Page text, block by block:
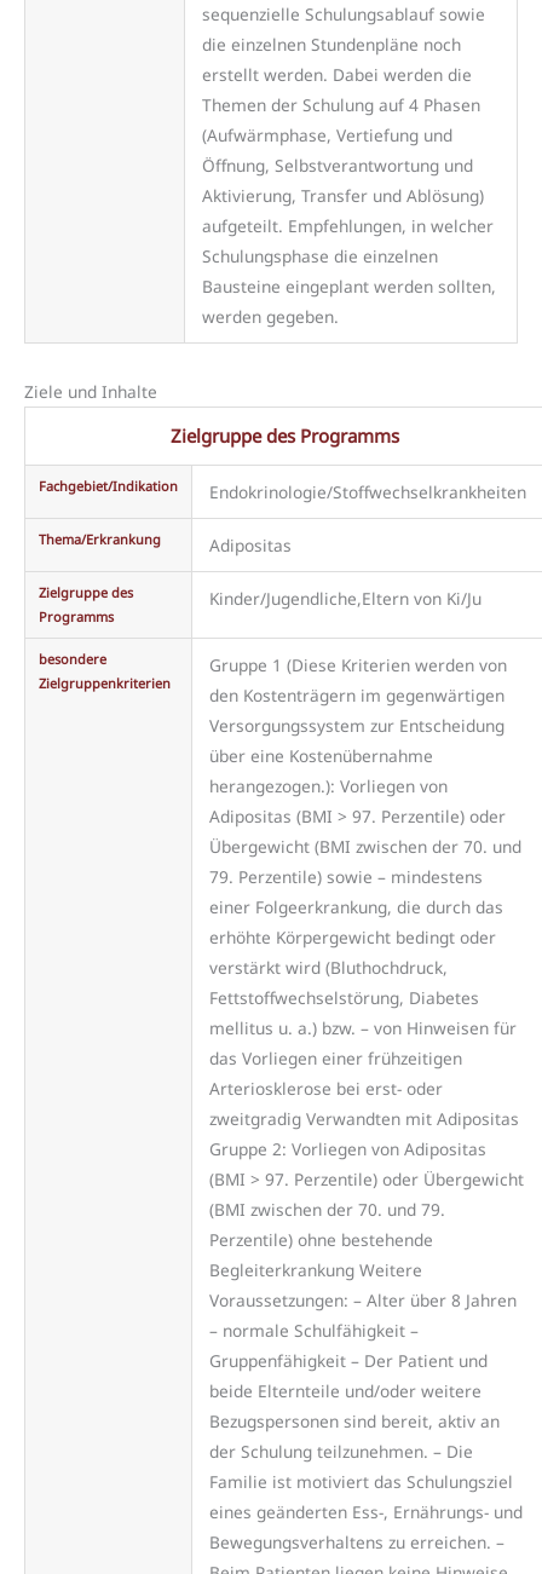
sequenzielle Schulungsablauf sowie
die einzelnen Stundenpläne noch
erstellt werden. Dabei werden die
Themen der Schulung auf 4 Phasen
(Aufwärmphase, Vertiefung und
Öffnung, Selbstverantwortung und
Aktivierung, Transfer und Ablösung)
aufgeteilt. Empfehlungen, in welcher
Schulungsphase die einzelnen
Bausteine eingeplant werden sollten,
werden gegeben.
Ziele und Inhalte
Zielgruppe des Programms
Fachgebiet/Indikation Endokrinologie/Stoffwechselkrankheiten
Thema/Erkrankung Adipositas
Zielgruppe des
Programms
Kinder/Jugendliche,Eltern von Ki/Ju
besondere
Zielgruppenkriterien
Gruppe 1 (Diese Kriterien werden von
den Kostenträgern im gegenwärtigen
Versorgungssystem zur Entscheidung
über eine Kostenübernahme
herangezogen.): Vorliegen von
Adipositas (BMI > 97. Perzentile) oder
Übergewicht (BMI zwischen der 70. und
79. Perzentile) sowie – mindestens
einer Folgeerkrankung, die durch das
erhöhte Körpergewicht bedingt oder
verstärkt wird (Bluthochdruck,
Fettstoffwechselstörung, Diabetes
mellitus u. a.) bzw. – von Hinweisen für
das Vorliegen einer frühzeitigen
Arteriosklerose bei erst- oder
zweitgradig Verwandten mit Adipositas
Gruppe 2: Vorliegen von Adipositas
(BMI > 97. Perzentile) oder Übergewicht
(BMI zwischen der 70. und 79.
Perzentile) ohne bestehende
Begleiterkrankung Weitere
Voraussetzungen: – Alter über 8 Jahren
– normale Schulfähigkeit –
Gruppenfähigkeit – Der Patient und
beide Elternteile und/oder weitere
Bezugspersonen sind bereit, aktiv an
der Schulung teilzunehmen. – Die
Familie ist motiviert das Schulungsziel
eines geänderten Ess-, Ernährungs- und
Bewegungsverhaltens zu erreichen. –